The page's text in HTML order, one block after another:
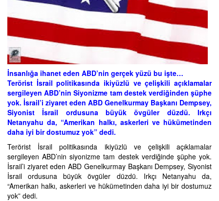
İnsanlığa ihanet eden ABD’nin gerçek yüzü bu işte…
Terörist İsrail politikasında ikiyüzlü ve çelişkili açıklamalar
sergileyen ABD’nin Siyonizme tam destek verdiğinden şüphe
yok. İsrail’i ziyaret eden ABD Genelkurmay Başkanı Dempsey,
Siyonist İsrail ordusuna büyük övgüler düzdü. Irkçı
Netanyahu da, “Amerikan halkı, askerleri ve hükümetinden
daha iyi bir dostumuz yok” dedi.
Terörist İsrail politikasında ikiyüzlü ve çelişkili açıklamalar
sergileyen ABD’nin siyonizme tam destek verdiğinde şüphe yok.
İsrail’i ziyaret eden ABD Genelkurmay Başkanı Dempsey, Siyonist
İsrail ordusuna büyük övgüler düzdü. Irkçı Netanyahu da,
“Amerikan halkı, askerleri ve hükümetinden daha iyi bir dostumuz
yok” dedi.